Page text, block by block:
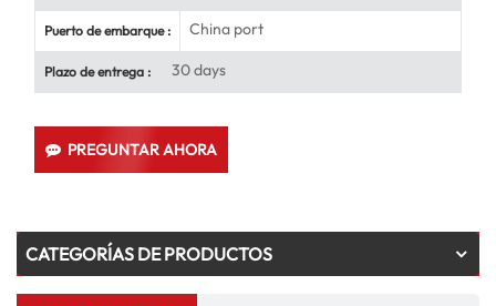
Puerto de embarque : China port
Plazo de entrega : 30 days
PREGUNTAR AHORA
CATEGORÍAS DE PRODUCTOS